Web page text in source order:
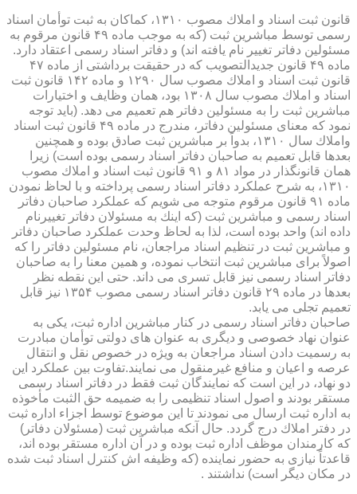
قانون ثبت اسناد و املاك مصوب ۱۳۱۰، كماكان به ثبت توأمان اسناد
رسمی توسط مباشرین ثبت (كه به موجب ماده ۴۹ قانون مرقوم به
مسئولین دفاتر تغییر نام یافته اند) و دفاتر اسناد رسمی اعتقاد دارد.
ماده ۴۹ قانون جدیدالتصویب كه در حقیقت برداشتی از ماده ۴۷
قانون ثبت اسناد و املاك مصوب سال ۱۲۹۰ و ماده ۱۴۲ قانون ثبت
اسناد و املاك مصوب سال ۱۳۰۸ بود، همان وظایف و اختیارات
مباشرین ثبت را به مسئولین دفاتر هم تعمیم می دهد. (باید توجه
نمود كه معنای مسئولین دفاتر، مندرج در ماده ۴۹ قانون ثبت اسناد
واملاك سال ۱۳۱۰، بدواً بر مباشرین ثبت صادق بوده و همچنین
بعدها قابل تعمیم به صاحبان دفاتر اسناد رسمی بوده است) زیرا
همان قانونگذار در مواد ۸۱ و ۹۱ قانون ثبت اسناد و املاك مصوب
۱۳۱۰، به شرح عملكرد دفاتر اسناد رسمی پرداخته و با لحاظ نمودن
ماده ۹۱ قانون مرقوم متوجه می شویم كه عملكرد صاحبان دفاتر
اسناد رسمی و مباشرین ثبت (كه اینك به مسئولان دفاتر تغییرنام
داده اند) واحد بوده است، لذا به لحاظ وحدت عملكرد صاحبان دفاتر
و مباشرین ثبت در تنظیم اسناد مراجعان، نام مسئولین دفاتر را كه
اصولاً برای مباشرین ثبت انتخاب نموده، و همین معنا را به صاحبان
دفاتر اسناد رسمی نیز قابل تسری می داند. حتی این نقطه نظر
بعدها در ماده ۲۹ قانون دفاتر اسناد رسمی مصوب ۱۳۵۴ نیز قابل
تعمیم تجلی می یابد.
صاحبان دفاتر اسناد رسمی در كنار مباشرین اداره ثبت، یكی به
عنوان نهاد خصوصی و دیگری به عنوان های دولتی توأمان مبادرت
به رسمیت دادن اسناد مراجعان به ویژه در خصوص نقل و انتقال
عرصه و اعیان و منافع غیرمنقول می نمایند.تفاوت بین عملكرد این
دو نهاد، در این است كه نمایندگان ثبت فقط در دفاتر اسناد رسمی
مستقر بودند و اصول اسناد تنظیمی را به ضمیمه حق الثبت مأخوذه
به اداره ثبت ارسال می نمودند تا این موضوع توسط اجزاء اداره ثبت
در دفتر املاك درج گردد. حال آنكه مباشرین ثبت (مسئولان دفاتر)
كه كارمندان موظف اداره ثبت بوده و در آن اداره مستقر بوده اند،
قاعدتاً نیازی به حضور نماینده (كه وظیفه اش كنترل اسناد ثبت شده
در مكان دیگر است) نداشتند .